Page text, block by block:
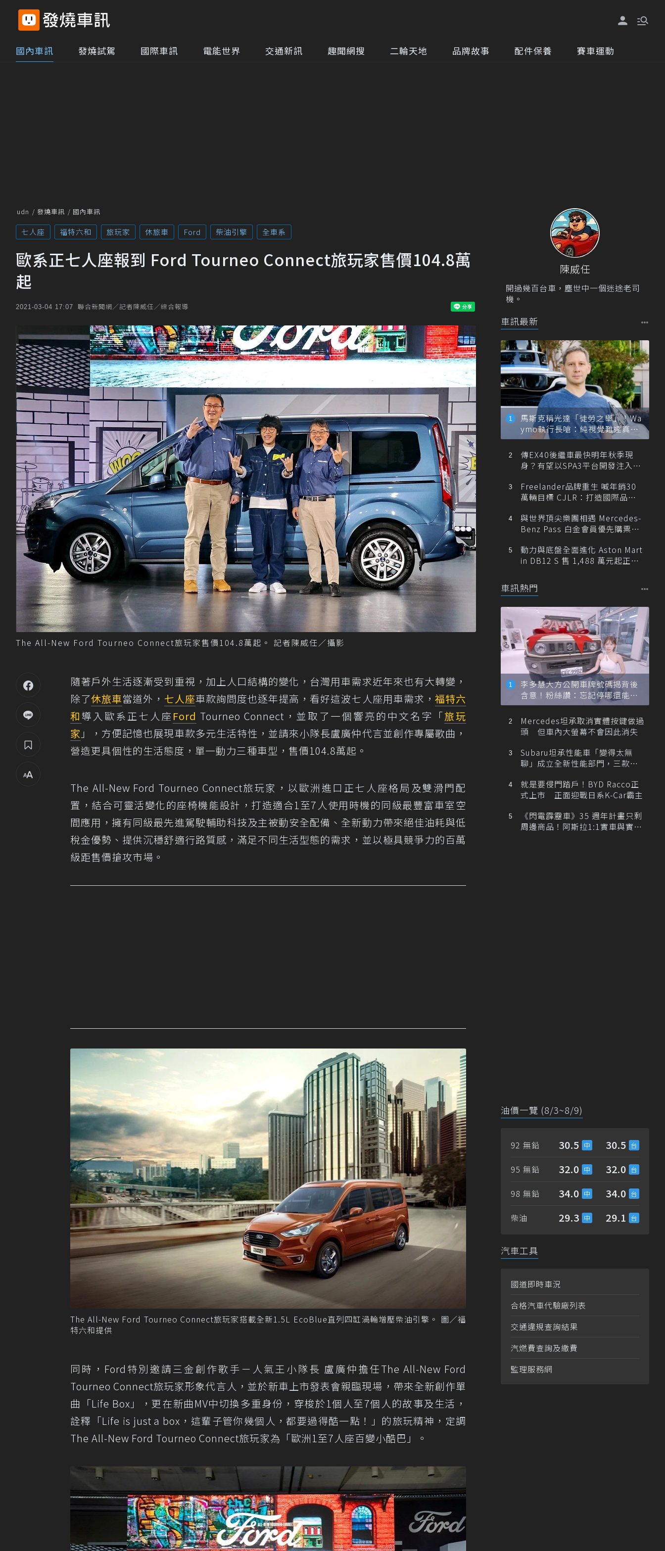
國內車訊 發燒試駕 國際車訊 電能世界 交通新訊 趣聞網搜 二輪天地 品牌故事 配件保養 賽車運動
udn 發燒車訊 國內車訊
七人座 福特六和 旅玩家 休旅車 Ford 柴油引擎 全車系
歐系正七人座報到 Ford Tourneo Connect旅玩家售價104.8萬
起
2021-03-04 17:07 聯合新聞網／記者陳威任／綜合報導
The All-New Ford Tourneo Connect旅玩家售價104.8萬起。 記者陳威任／攝影
隨著戶外生活逐漸受到重視，加上人口結構的變化，台灣用車需求近年來也有大轉變，
除了休旅車當道外， 七人座車款詢問度也逐年提高，看好這波七人座用車需求， 福特六
和 導入歐系正七人座Ford Tourneo Connect，並取了一個響亮的中文名字「旅玩
家 」，方便記憶也展現車款多元生活特性，並請來小隊長盧廣仲代言並創作專屬歌曲，
營造更具個性的生活態度，單一動力三種車型，售價104.8萬起。
The All-New Ford Tourneo Connect旅玩家，以歐洲進口正七人座格局及雙滑門配
置，結合可靈活變化的座椅機能設計，打造適合1至7人使用時機的同級最豐富車室空
間應用，擁有同級最先進駕駛輔助科技及主被動安全配備、全新動力帶來絕佳油耗與低
稅金優勢、提供沉穩舒適行路質感，滿足不同生活型態的需求，並以極具競爭力的百萬
級距售價搶攻市場。
The All-New Ford Tourneo Connect旅玩家搭載全新1.5L EcoBlue直列四缸渦輪增壓柴油引擎。 圖／福
特六和提供
同時，Ford特別邀請三金創作歌手－人氣王小隊長 盧廣仲擔任The All-New Ford
Tourneo Connect旅玩家形象代言人，並於新車上市發表會親臨現場，帶來全新創作單
曲「Life Box」，更在新曲MV中切換多重身份，穿梭於1個人至7個人的故事及生活，
詮釋「Life is just a box，這輩子管你幾個人，都要過得酷一點！」的旅玩精神，定調
The All-New Ford Tourneo Connect旅玩家為「歐洲1至7人座百變小酷巴」。
陳威任
開過幾百台車，塵世中一個迷途老司
機。
車訊最新
馬斯克稱光達「徒勞之舉」！Wa
ymo執行長嗆：純視覺難達真正
自動駕駛
傳EX40後繼車最快明年秋季現
身？有望以SPA3平台開發注入80
Freelander品牌重生 喊年銷30
萬輛目標 CJLR：打造國際品牌
與世界頂尖樂團相遇 Mercedes-
Benz Pass 白金會員優先購票維
動力與底盤全面進化 Aston Mart
in DB12 S 售 1,488 萬元起正式
車訊熱門
李多慧大方公開車牌號碼揭背後
含意！粉絲讚：忘記停哪還能幫
忙找車
Mercedes坦承取消實體按鍵做過
頭 但車內大螢幕不會因此消失
Subaru坦承性能車「變得太無
聊」成立全新性能部門，三款手
就是要侵門踏戶！BYD Racco正
式上市 正面迎戰日系K-Car霸主
《閃電霹靂車》35 週年計畫只剩
周邊商品！阿斯拉1:1實車與實體
油價一覽 (8/3~8/9)
92 無鉛 30.5 30.5
95 無鉛 32.0 32.0
98 無鉛 34.0 34.0
柴油 29.3 29.1
汽車工具
國道即時車況
合格汽車代驗廠列表
交通違規查詢結果
汽燃費查詢及繳費
監理服務網